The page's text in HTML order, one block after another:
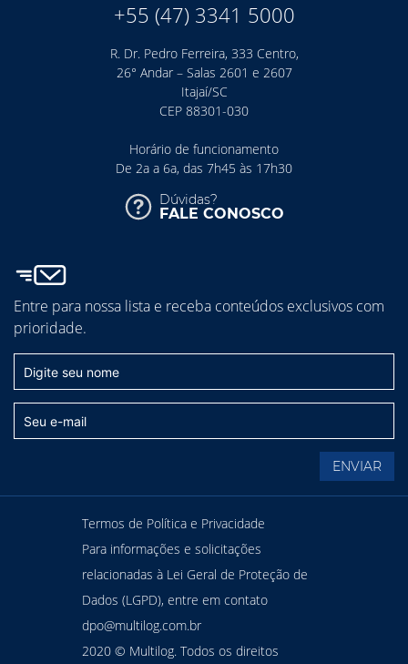
+55 (47) 3341 5000
R. Dr. Pedro Ferreira, 333 Centro,
26° Andar – Salas 2601 e 2607
Itajaí/SC
CEP 88301-030
Horário de funcionamento
De 2a a 6a, das 7h45 às 17h30
Dúvidas?
FALE CONOSCO
Entre para nossa lista e receba conteúdos exclusivos com
prioridade.
Termos de Política e Privacidade
Para informações e solicitações
relacionadas à Lei Geral de Proteção de
Dados (LGPD), entre em contato
dpo@multilog.com.br
2020 © Multilog. Todos os direitos